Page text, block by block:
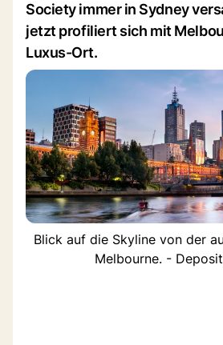
Society immer in Sydney
jetzt profiliert sich mit
Luxus-Ort.
Blick auf die Skyline von der
Melbourne. -